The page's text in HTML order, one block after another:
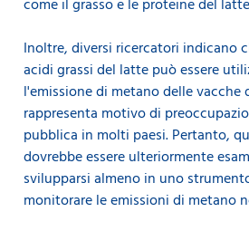
come il grasso e le proteine del
Inoltre, diversi ricercatori indicano
acidi grassi del latte può essere
l'emissione di metano delle
rappresenta motivo di
pubblica in molti paesi. Pertanto,
dovrebbe essere ulteriormente
svilupparsi almeno in uno
monitorare le emissioni di metano